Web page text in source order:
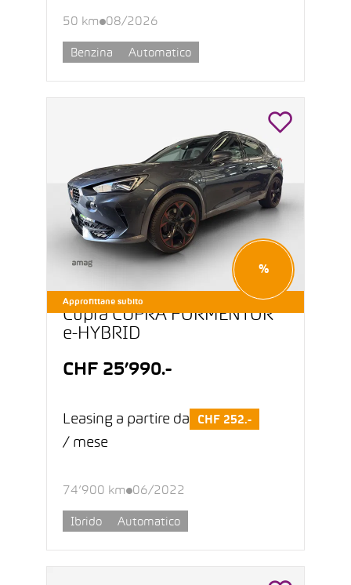
50 km 08/2026
Benzina Automatico
Approfittane subito
%
Cupra CUPRA FORMENTOR
e-HYBRID
CHF 25’990.-
Leasing a partire da CHF 252.-
/ mese
74’900 km 06/2022
Ibrido Automatico